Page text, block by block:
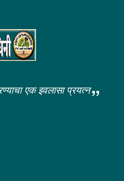
एक इवलासा प्रयत्न